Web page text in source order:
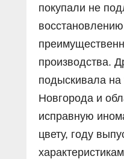
покупали не
производства.
подыскивала на
Новгорода и
исправную
цвету, году